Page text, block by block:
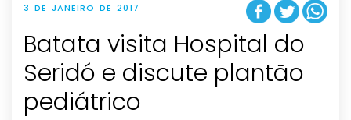
3 DE JANEIRO DE 2017
Batata visita Hospital do
Seridó e discute plantão
pediátrico